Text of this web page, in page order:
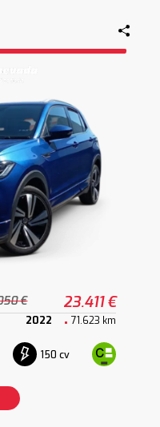
€ 23.411 €
2022 71.623 km
150 cv